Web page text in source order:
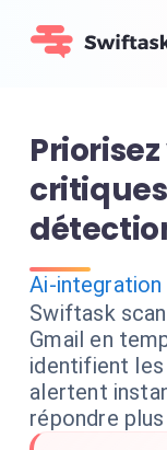
Ai-integration
Swiftask
Gmail en
identifient les
alertent
répondre